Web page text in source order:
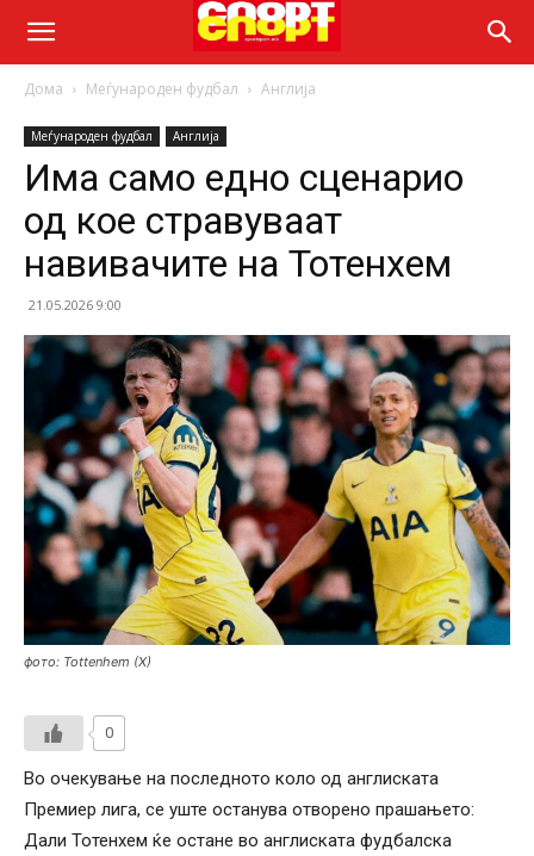
Дома Меѓународен фудбал Англија
Меѓународен фудбал Англија
Има само едно сценарио
од кое стравуваат
навивачите на Тотенхем
21.05.2026 9:00
фото: Tottenhem (X)
0
Во очекување на последното коло од англиската
Премиер лига, се уште останува отворено прашањето:
Дали Тотенхем ќе остане во англиската фудбалска